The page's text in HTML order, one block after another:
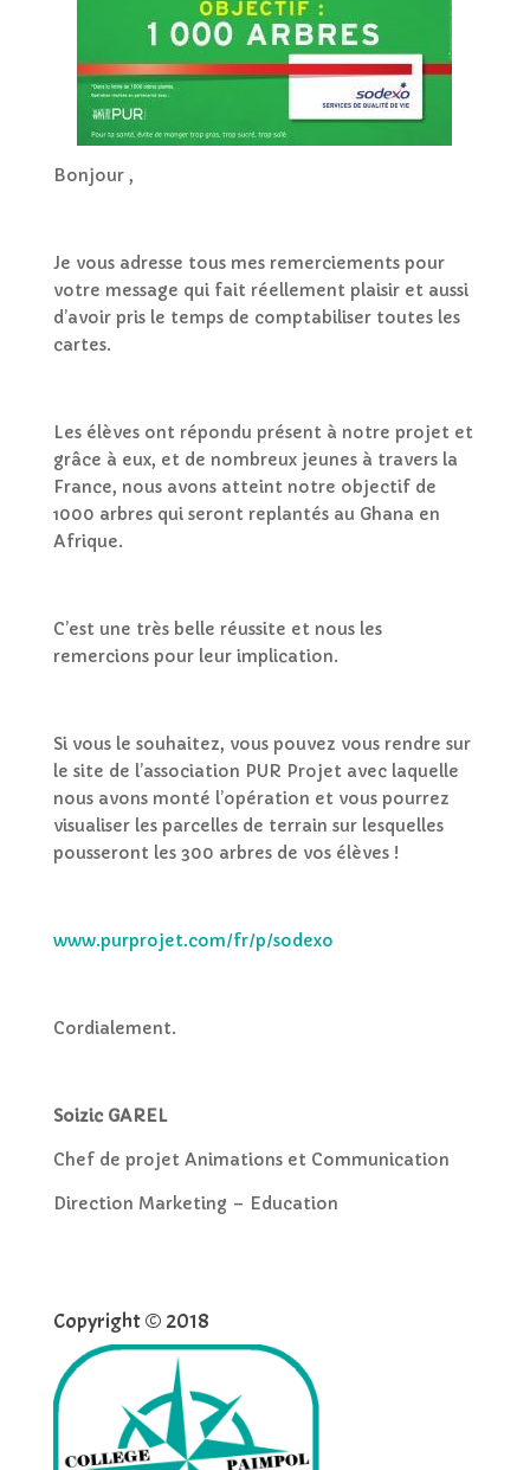
Bonjour ,
Je vous adresse tous mes remerciements pour
votre message qui fait réellement plaisir et aussi
d’avoir pris le temps de comptabiliser toutes les
cartes.
Les élèves ont répondu présent à notre projet et
grâce à eux, et de nombreux jeunes à travers la
France, nous avons atteint notre objectif de
1000 arbres qui seront replantés au Ghana en
Afrique.
C’est une très belle réussite et nous les
remercions pour leur implication.
Si vous le souhaitez, vous pouvez vous rendre sur
le site de l’association PUR Projet avec laquelle
nous avons monté l’opération et vous pourrez
visualiser les parcelles de terrain sur lesquelles
pousseront les 300 arbres de vos élèves !
www.purprojet.com/fr/p/sodexo
Cordialement.
Soizic GAREL
Chef de projet Animations et Communication
Direction Marketing – Education
Copyright © 2018